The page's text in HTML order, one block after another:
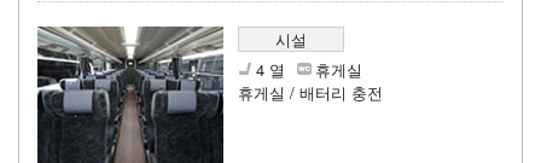
시설
4 열
휴게실
휴게실 / 배터리 충전